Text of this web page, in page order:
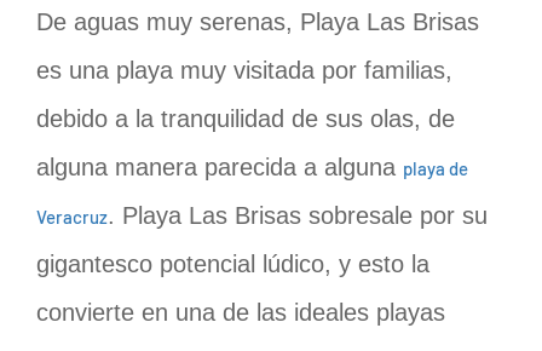
De aguas muy serenas, Playa Las Brisas
es una playa muy visitada por familias,
debido a la tranquilidad de sus olas, de
alguna manera parecida a alguna playa de
Veracruz. Playa Las Brisas sobresale por su
gigantesco potencial lúdico, y esto la
convierte en una de las ideales playas